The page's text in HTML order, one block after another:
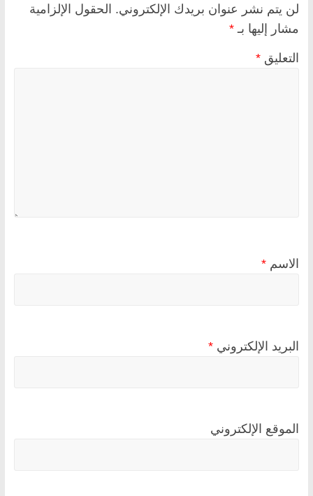
لن يتم نشر عنوان بريدك الإلكتروني. الحقول الإلزامية
مشار إليها بـ *
التعليق *
الاسم *
البريد الإلكتروني *
الموقع الإلكتروني